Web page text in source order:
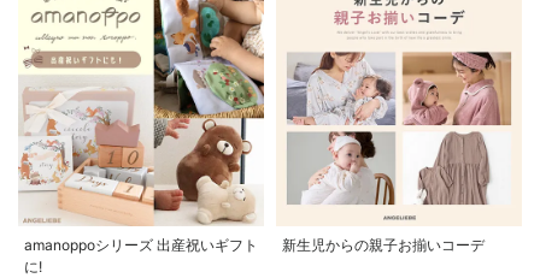
amanoppoシリーズ 出産祝いギフト
に!
新生児からの親子お揃いコーデ